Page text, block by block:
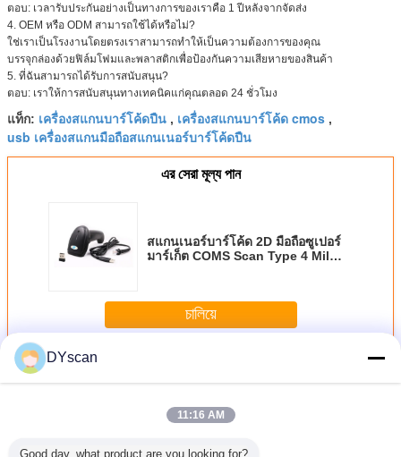
ตอบ: เวลารับประกันอย่างเป็นทางการของเราคือ 1 ปีหลังจากจัดส่ง
4. OEM หรือ ODM สามารถใช้ได้หรือไม่?
ใช่เราเป็นโรงงานโดยตรงเราสามารถทำให้เป็นความต้องการของคุณ
บรรจุกล่องด้วยฟิล์มโฟมและพลาสติกเพื่อป้องกันความเสียหายของสินค้า
5. ที่ฉันสามารถได้รับการสนับสนุน?
ตอบ: เราให้การสนับสนุนทางเทคนิคแก่คุณตลอด 24 ชั่วโมง
แท็ก: เครื่องสแกนบาร์โค้ดปืน , เครื่องสแกนบาร์โค้ด cmos ,
usb เครื่องสแกนมือถือสแกนเนอร์บาร์โค้ดปืน
এর সেরা মূল্য পান
สแกนเนอร์บาร์โค้ด 2D มือถือซูเปอร์
มาร์เก็ต COMS Scan Type 4 Mil
চালিয়ে
มากกว่า เครื่องสแกนบาร์โค้ดแบบใช้มือถือ
DYscan
11:16 AM
Good day, what product are you looking for?